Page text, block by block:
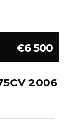
€6 500
2006